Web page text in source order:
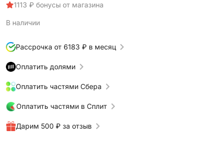
1113 ₽ бонусы от магазина
В наличии
Рассрочка от 6183 ₽ в месяц
Оплатить долями
Оплатить частями Сбера
Оплатить частями в Сплит
Дарим 500 ₽ за отзыв